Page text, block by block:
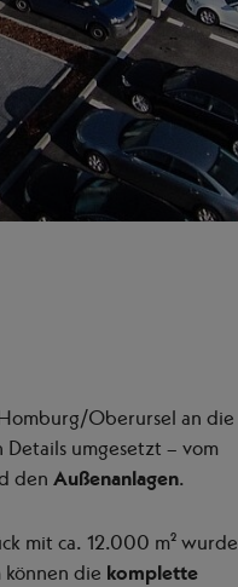
Oberursel an die
umgesetzt – vom
den Außenanlagen.
mit ca. 12.000 m² wurde
die komplette